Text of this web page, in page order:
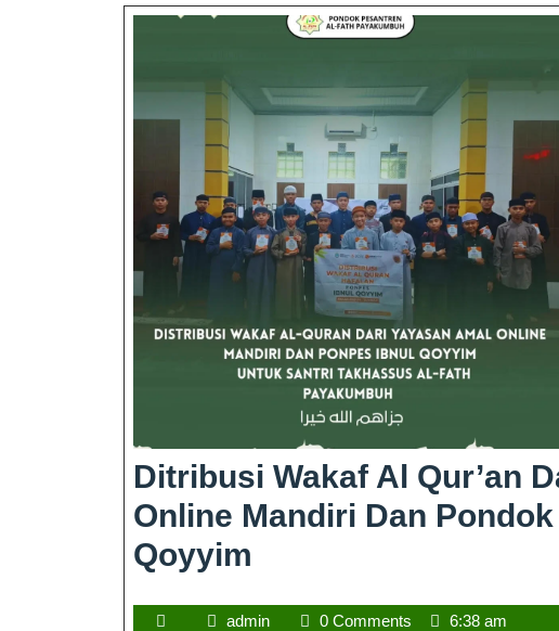
Ditribusi Wakaf Al Qur’an
Online Mandiri Dan
Qoyyim
admin 0 Comments 6:38 am